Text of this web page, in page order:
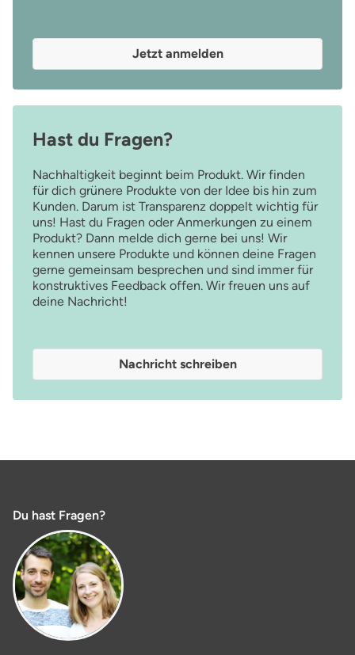
Jetzt anmelden
Hast du Fragen?
Nachhaltigkeit beginnt beim Produkt. Wir finden
für dich grünere Produkte von der Idee bis hin zum
Kunden. Darum ist Transparenz doppelt wichtig für
uns! Hast du Fragen oder Anmerkungen zu einem
Produkt? Dann melde dich gerne bei uns! Wir
kennen unsere Produkte und können deine Fragen
gerne gemeinsam besprechen und sind immer für
konstruktives Feedback offen. Wir freuen uns auf
deine Nachricht!
Nachricht schreiben
Du hast Fragen?